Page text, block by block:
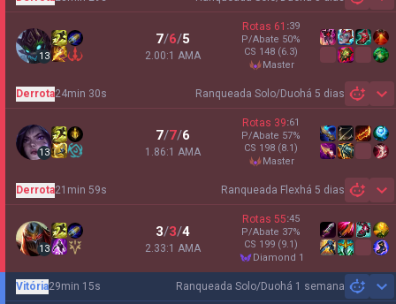
13
7/6/5
2.00:1 AMA
Rotas 61 :39
P/Abate 50%
CS 148 (6.3)
master
Ranqueada Solo/Duohá 5 dias
Derrota24min 30s
13
7/7/6
1.86:1 AMA
Rotas 39:61
P/Abate 57%
CS 198 (8.1)
master
Ranqueada Flexhá 5 dias
Derrota21min 59s
13
3/3/4
2.33:1 AMA
Rotas 55:45
P/Abate 37%
CS 199 (9.1)
diamond 1
Ranqueada Solo/Duohá 1 semana
Vitória29min 15s